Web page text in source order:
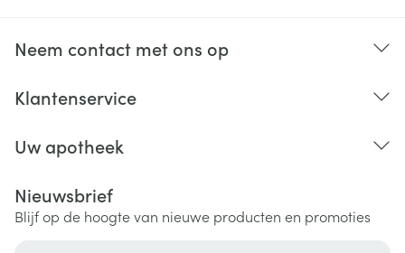
Neem contact met ons op
Klantenservice
Uw apotheek
Nieuwsbrief
Blijf op de hoogte van nieuwe producten en promoties